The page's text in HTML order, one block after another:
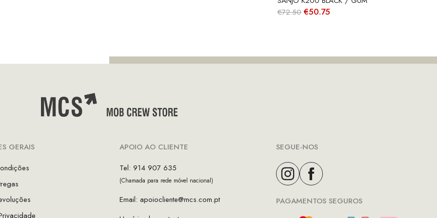
€72.50 O
€50.75
GERAIS
APOIO AO CLIENTE
Tel: 914 907 635
(Chamada para rede móvel nacional)
Email: apoiocliente@mcs.com.pt
SEGUE-NOS
PAGAMENTOS SEGUROS